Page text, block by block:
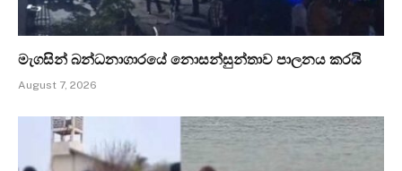
මැගසින් බන්ධනාගාරයේ නොසන්සුන්තාව පාලනය කරයි
August 7, 2026